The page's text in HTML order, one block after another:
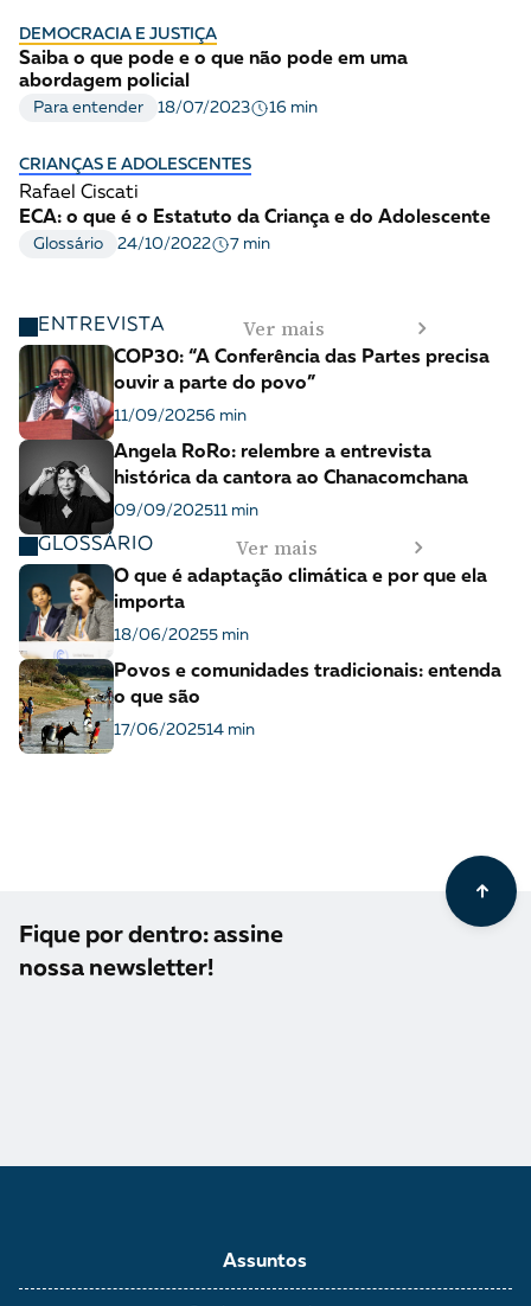
DEMOCRACIA E JUSTIÇA
Saiba o que pode e o que não pode em uma
abordagem policial
Para entender 18/07/2023 16 min
CRIANÇAS E ADOLESCENTES
Rafael Ciscati
ECA: o que é o Estatuto da Criança e do Adolescente
Glossário 24/10/2022 7 min
ENTREVISTA Ver mais
COP30: “A Conferência das Partes precisa
ouvir a parte do povo”
11/09/20256 min
Angela RoRo: relembre a entrevista
histórica da cantora ao Chanacomchana
09/09/202511 min
GLOSSÁRIO Ver mais
O que é adaptação climática e por que ela
importa
18/06/20255 min
Povos e comunidades tradicionais: entenda
o que são
17/06/202514 min
Fique por dentro: assine
nossa newsletter!
Assuntos